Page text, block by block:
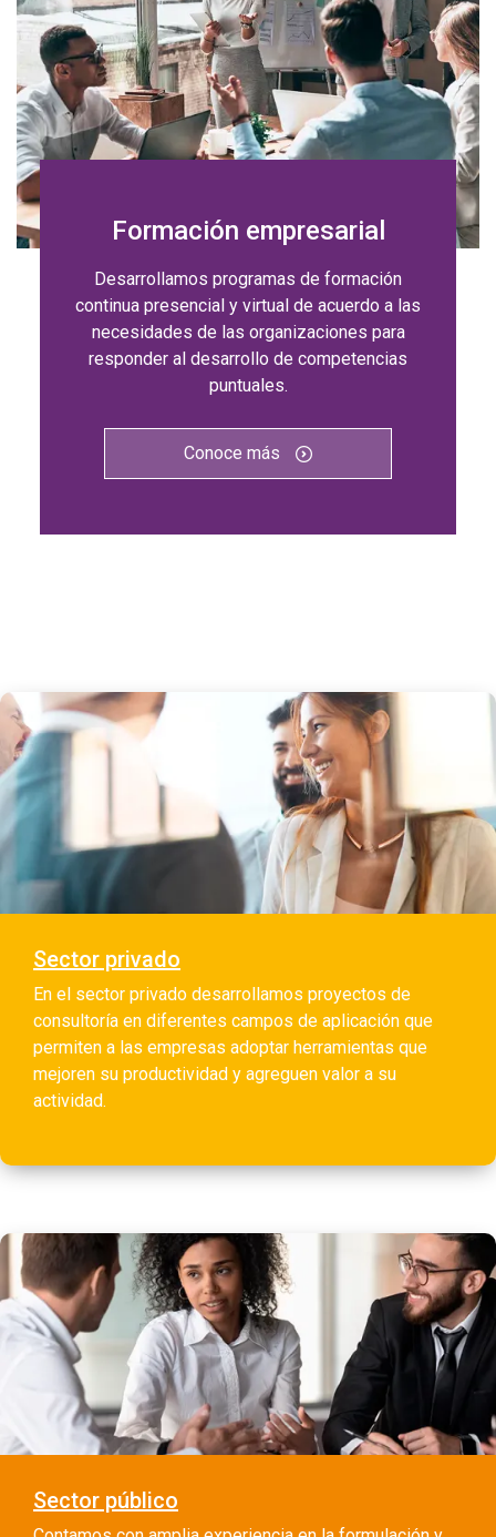
Formación empresarial
Desarrollamos programas de formación
continua presencial y virtual de acuerdo a las
necesidades de las organizaciones para
responder al desarrollo de competencias
puntuales.
Conoce más
Sector privado
En el sector privado desarrollamos proyectos de
consultoría en diferentes campos de aplicación que
permiten a las empresas adoptar herramientas que
mejoren su productividad y agreguen valor a su
actividad.
Sector público